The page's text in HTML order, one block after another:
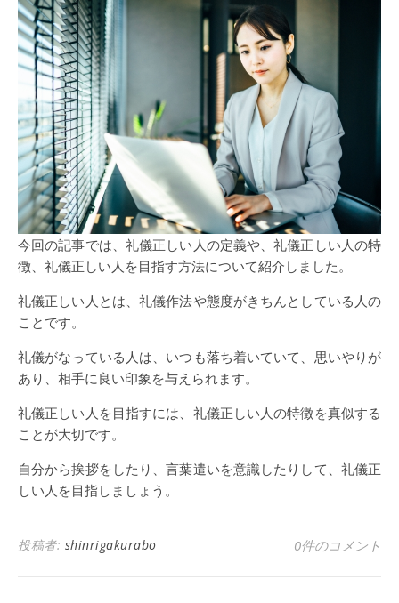
今回の記事では、礼儀正しい人の定義や、礼儀正しい人の特
徴、礼儀正しい人を目指す方法について紹介しました。
礼儀正しい人とは、礼儀作法や態度がきちんとしている人の
ことです。
礼儀がなっている人は、いつも落ち着いていて、思いやりが
あり、相手に良い印象を与えられます。
礼儀正しい人を目指すには、礼儀正しい人の特徴を真似する
ことが大切です。
自分から挨拶をしたり、言葉遣いを意識したりして、礼儀正
しい人を目指しましょう。
投稿者: shinrigakurabo 0件のコメント